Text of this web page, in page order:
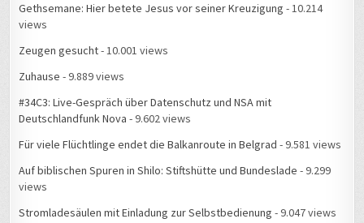
Gethsemane: Hier betete Jesus vor seiner Kreuzigung - 10.214
views
Zeugen gesucht- 10.001 views
Zuhause - 9.889 views
#34C3: Live-Gespräch über Datenschutz und NSA mit
Deutschlandfunk Nova - 9.602 views
Für viele Flüchtlinge endet die Balkanroute in Belgrad - 9.581 views
Auf biblischen Spuren in Shilo: Stiftshütte und Bundeslade - 9.299
views
Stromladesäulen mit Einladung zur Selbstbedienung - 9.047 views